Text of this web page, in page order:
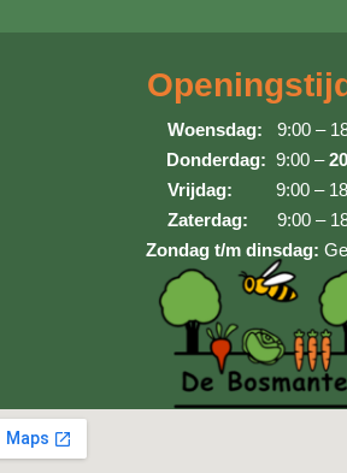
Woensdag: 9:00 –
Donderdag: 9:00 –
Vrijdag: 9:00 –
Zaterdag: 9:00 –
Zondag t/m dinsdag: